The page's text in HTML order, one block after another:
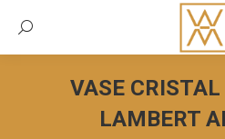
Recherche:
VASE
LAMBERT